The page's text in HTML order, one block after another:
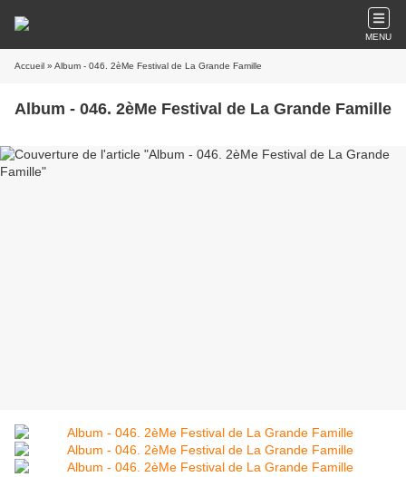
MENU
Accueil » Album - 046. 2èMe Festival de La Grande Famille
Album - 046. 2èMe Festival de La Grande Famille